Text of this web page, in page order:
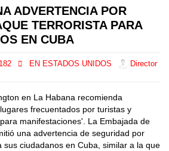
ADVERTENCIA POR
TERRORISTA PARA
EN CUBA
EN ESTADOS UNIDOS
Director
en La Habana recomienda
frecuentados por turistas y
manifestaciones'. La Embajada de
una advertencia de seguridad por
ciudadanos en Cuba, similar a la que